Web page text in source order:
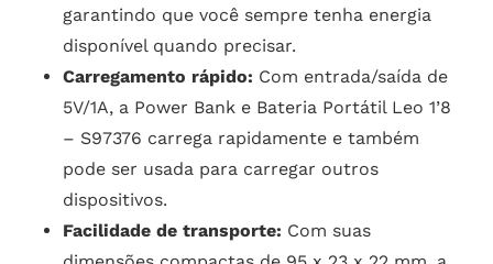
garantindo que você sempre tenha energia
disponível quando precisar.
Carregamento rápido: Com entrada/saída de
5V/1A, a Power Bank e Bateria Portátil Leo 1’8
– S97376 carrega rapidamente e também
pode ser usada para carregar outros
dispositivos.
Facilidade de transporte: Com suas